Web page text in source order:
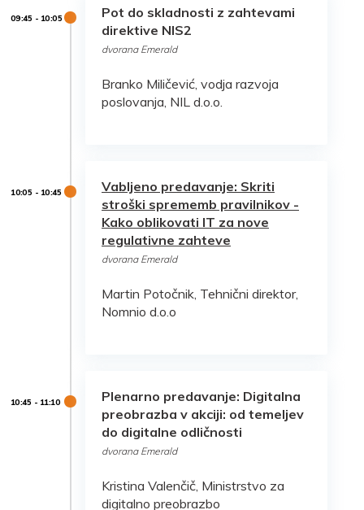
Pot do skladnosti z zahtevami
direktive NIS2
dvorana Emerald
Branko Miličević, vodja razvoja
poslovanja, NIL d.o.o.
Vabljeno predavanje: Skriti
stroški sprememb pravilnikov -
Kako oblikovati IT za nove
regulativne zahteve
dvorana Emerald
Martin Potočnik, Tehnični direktor,
Nomnio d.o.o
Plenarno predavanje: Digitalna
preobrazba v akciji: od temeljev
do digitalne odličnosti
dvorana Emerald
Kristina Valenčič, Ministrstvo za
digitalno preobrazbo